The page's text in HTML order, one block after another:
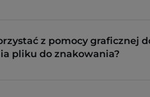
z pomocy graficznej
pliku do znakowania?